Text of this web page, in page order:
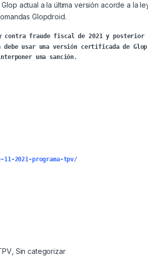
actual a la última versión acorde a la
Glopdroid.
contra fraude fiscal de 2021 y posterior
usar una versión certificada de
2021-programa-tpv/
Sin categorizar